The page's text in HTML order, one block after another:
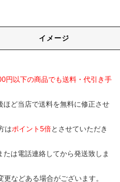
イメージ
円以下の商品でも送料・代引き手
ほど当店で送料を無料に修正させ
はポイント5倍とさせていただき
は電話連絡してから発送致しま
などある場合がございます。